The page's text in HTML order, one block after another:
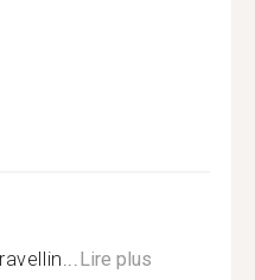
Lire plus